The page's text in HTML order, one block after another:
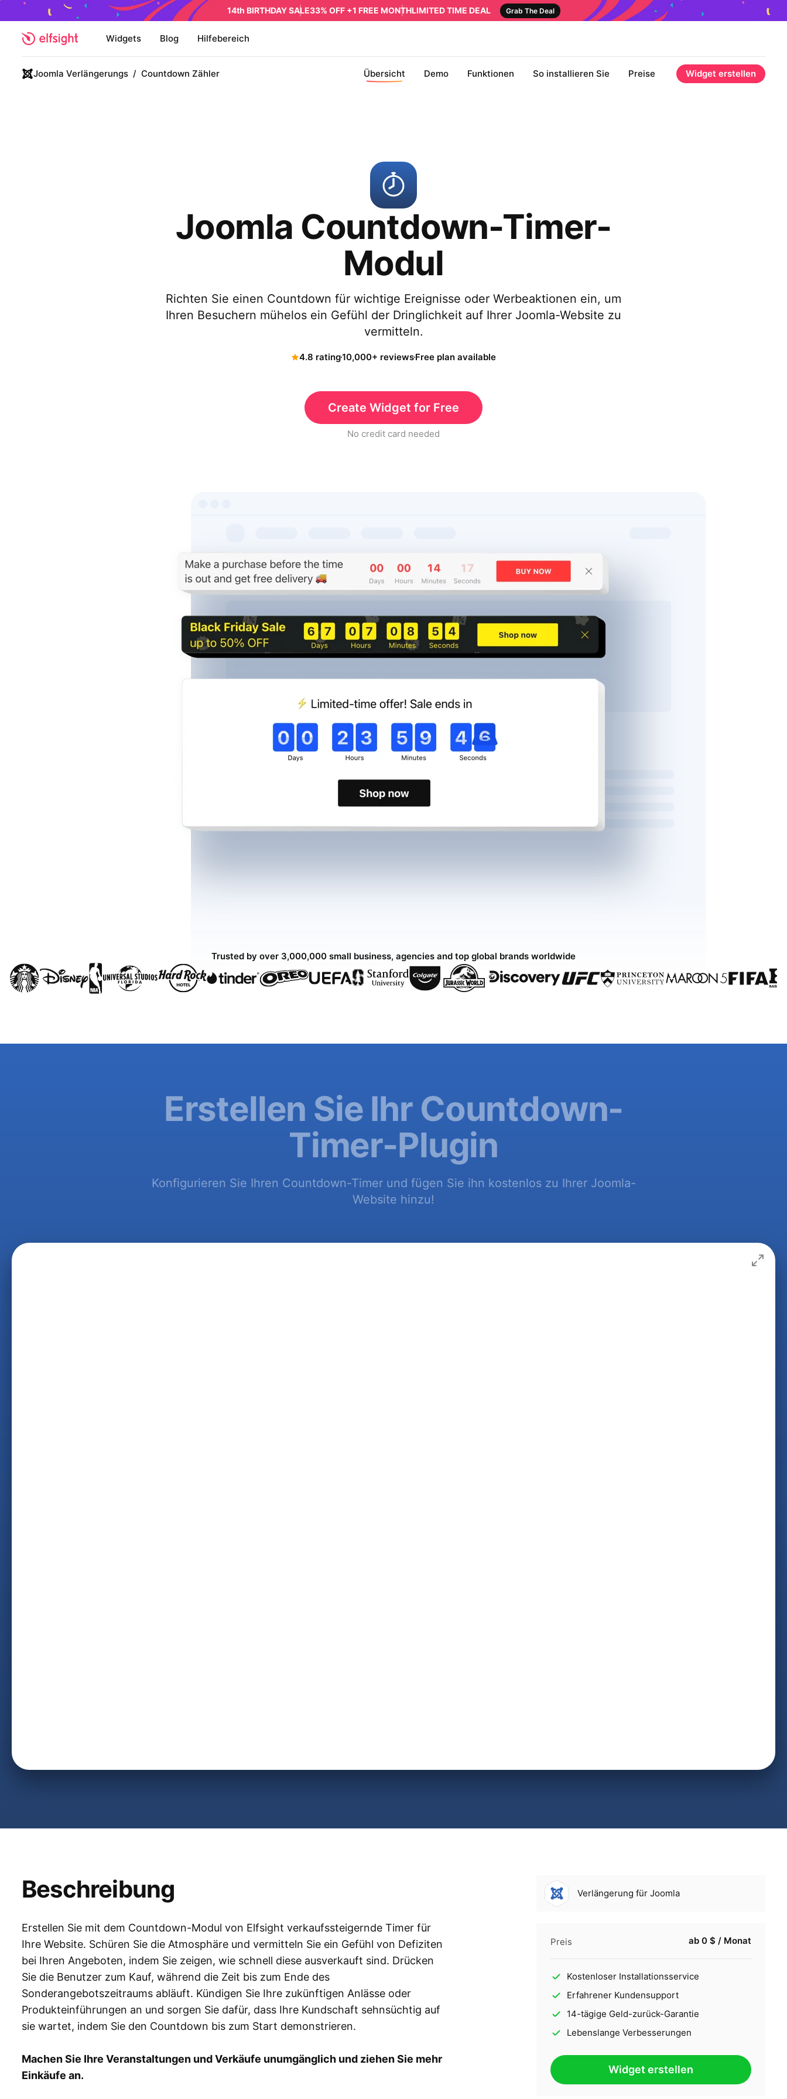
14th BIRTHDAY SALE33% OFF +1 FREE MONTHLIMITED TIME DEAL Grab The Deal
Widgets Blog Hilfebereich
Joomla Verlängerungs / Countdown Zähler Übersicht Demo Funktionen So installieren Sie Preise Widget erstellen
Joomla Countdown-Timer-
Modul
Richten Sie einen Countdown für wichtige Ereignisse oder Werbeaktionen ein, um
Ihren Besuchern mühelos ein Gefühl der Dringlichkeit auf Ihrer Joomla-Website zu
vermitteln.
4.8 rating10,000+ reviewsFree plan available
Create Widget for Free
No credit card needed
Trusted by over 3,000,000 small business, agencies and top global brands worldwide
Erstellen Sie Ihr Countdown-
Timer-Plugin
Konfigurieren Sie Ihren Countdown-Timer und fügen Sie ihn kostenlos zu Ihrer Joomla-
Website hinzu!
Beschreibung
Erstellen Sie mit dem Countdown-Modul von Elfsight verkaufssteigernde Timer für
Ihre Website. Schüren Sie die Atmosphäre und vermitteln Sie ein Gefühl von Defiziten
bei Ihren Angeboten, indem Sie zeigen, wie schnell diese ausverkauft sind. Drücken
Sie die Benutzer zum Kauf, während die Zeit bis zum Ende des
Sonderangebotszeitraums abläuft. Kündigen Sie Ihre zukünftigen Anlässe oder
Produkteinführungen an und sorgen Sie dafür, dass Ihre Kundschaft sehnsüchtig auf
sie wartet, indem Sie den Countdown bis zum Start demonstrieren.
Machen Sie Ihre Veranstaltungen und Verkäufe unumgänglich und ziehen Sie mehr
Einkäufe an.
Verlängerung für Joomla
Preis ab 0 $ / Monat
Kostenloser Installationsservice
Erfahrener Kundensupport
14-tägige Geld-zurück-Garantie
Lebenslange Verbesserungen
Widget erstellen